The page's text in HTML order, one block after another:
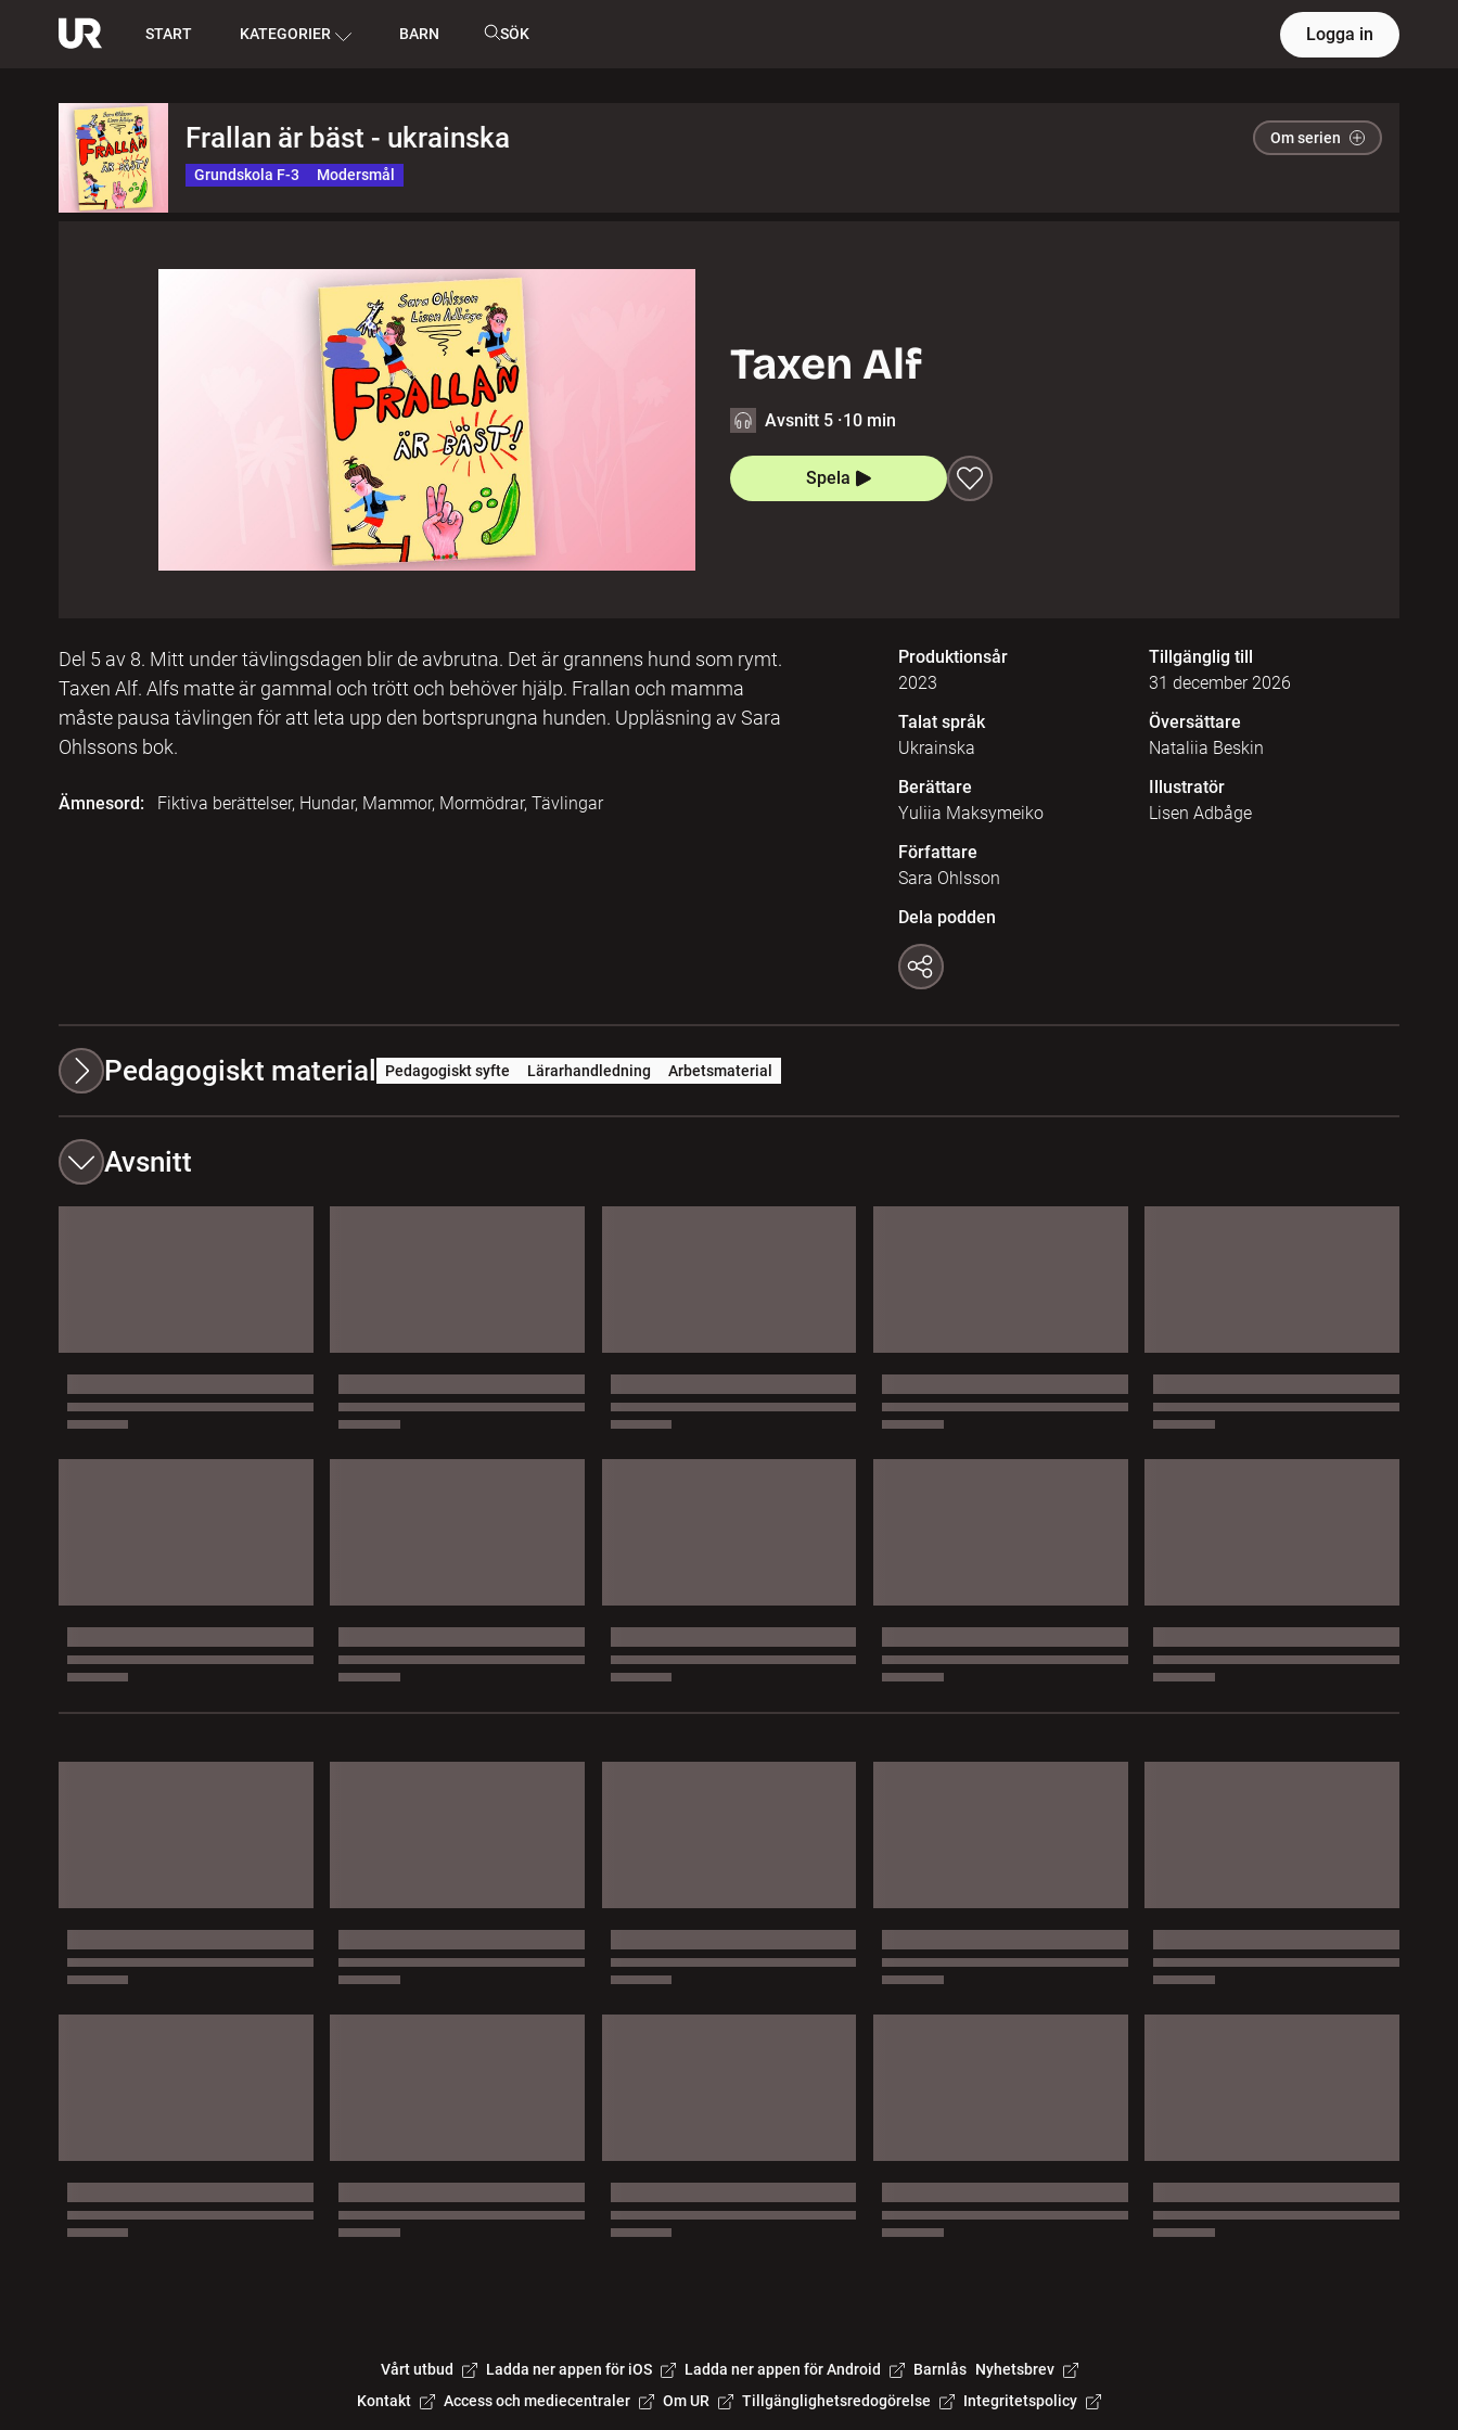
START KATEGORIER BARN SÖK Logga in
Frallan är bäst - ukrainska Om serien
Grundskola F-3 Modersmål
Taxen Alf
Avsnitt 5 ·10 min
Spela
Del 5 av 8. Mitt under tävlingsdagen blir de avbrutna. Det är grannens hund som rymt.
Taxen Alf. Alfs matte är gammal och trött och behöver hjälp. Frallan och mamma
måste pausa tävlingen för att leta upp den bortsprungna hunden. Uppläsning av Sara
Ohlssons bok.
Ämnesord: Fiktiva berättelser, Hundar, Mammor, Mormödrar, Tävlingar
Produktionsår
2023
Tillgänglig till
31 december 2026
Talat språk
Ukrainska
Översättare
Nataliia Beskin
Berättare
Yuliia Maksymeiko
Illustratör
Lisen Adbåge
Författare
Sara Ohlsson
Dela podden
Pedagogiskt material Pedagogiskt syfte Lärarhandledning Arbetsmaterial
Avsnitt
Vårt utbud Ladda ner appen för iOS Ladda ner appen för Android Barnlås Nyhetsbrev
Kontakt
Access och mediecentraler Om UR Tillgänglighetsredogörelse Integritetspolicy